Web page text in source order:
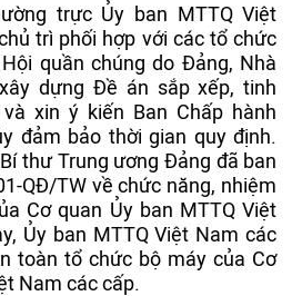
trực Ủy ban MTTQ Việt
trì phối hợp với các tổ chức
quần chúng do Đảng, Nhà
dựng Đề án sắp xếp, tinh
xin ý kiến Ban Chấp hành
đảm bảo thời gian quy định.
thư Trung ương Đảng đã ban
QĐ/TW về chức năng, nhiệm
Cơ quan Ủy ban MTTQ Việt
Ủy ban MTTQ Việt Nam các
toàn tổ chức bộ máy của Cơ
Nam các cấp.